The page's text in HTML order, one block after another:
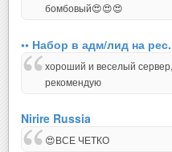
бомбовый😍😍😍
•• Набор в адм/лид на
хороший и веселый
рекомендую
Nirire Russia
😍ВСЕ ЧЕТКО